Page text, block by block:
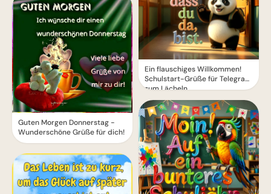
Guten Morgen Donnerstag -
Wunderschöne Grüße für dich!
Ein flauschiges Willkommen!
Schulstart-Grüße für Telegram
zum Lächeln